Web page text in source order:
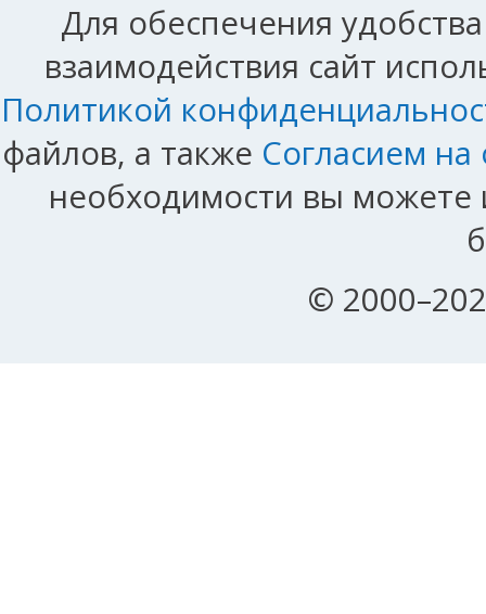
Для обеспечения
взаимодействия сайт
Политикой
файлов, а также Согласием
необходимости вы можете
©